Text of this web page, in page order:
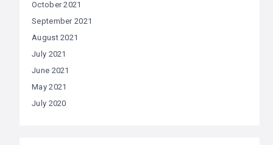
October 2021
September 2021
August 2021
July 2021
June 2021
May 2021
July 2020